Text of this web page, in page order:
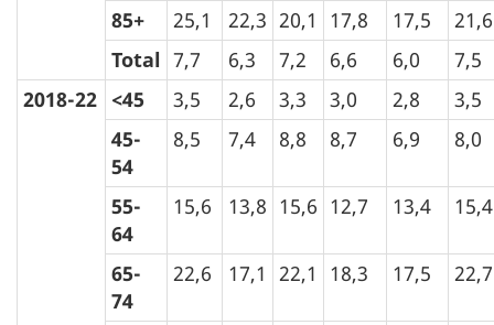
85+ 25,1 22,3 20,1 17,8 17,5
21,6
Total 7,7 6,3 7,2 6,6 6,0
7,5
2018-22 <45 3,5 2,6 3,3 3,0 2,8
3,5
45-
54
8,5 7,4 8,8 8,7 6,9 8,0
55-
64
15,6 13,8 15,6 12,7 13,4 15,4
65-
74
22,6 17,1 22,1 18,3 17,5 22,7